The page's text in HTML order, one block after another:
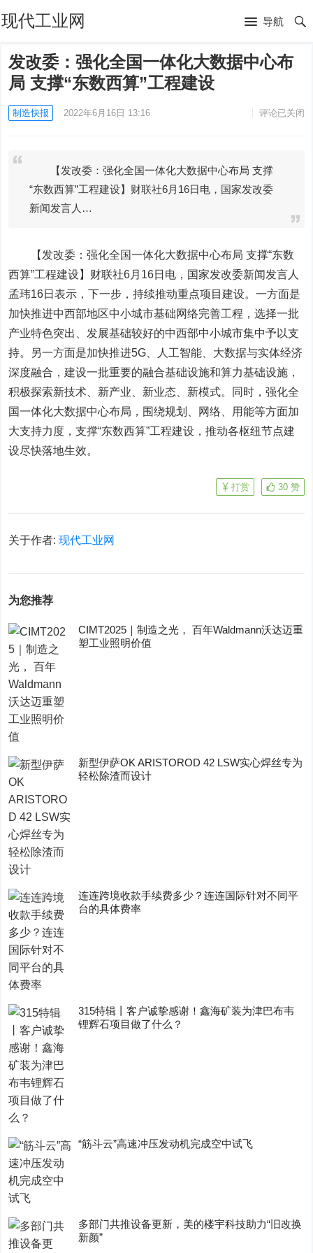
现代工业网 导航
发改委：强化全国一体化大数据中心布
局 支撑“东数西算”工程建设
制造快报 2022年6月16日 13:16 评论已关闭
【发改委：强化全国一体化大数据中心布局 支撑
“东数西算”工程建设】财联社6月16日电，国家发改委
新闻发言人…
【发改委：强化全国一体化大数据中心布局 支撑“东数
西算”工程建设】财联社6月16日电，国家发改委新闻发言人
孟玮16日表示，下一步，持续推动重点项目建设。一方面是
加快推进中西部地区中小城市基础网络完善工程，选择一批
产业特色突出、发展基础较好的中西部中小城市集中予以支
持。另一方面是加快推进5G、人工智能、大数据与实体经济
深度融合，建设一批重要的融合基础设施和算力基础设施，
积极探索新技术、 新产业 、新业态、新模式。同时，强化全
国一体化大数据中心布局，围绕规划、网络、用能等方面加
大支持力度，支撑“东数西算”工程建设，推动各枢纽节点建
设尽快落地生效。
30 赞
打赏
关于作者:现代工业网
为您推荐
CIMT2025｜制造之光， 百年Waldmann沃达迈重
塑工业照明价值
新型伊萨OK ARISTOROD 42 LSW实心焊丝专为
轻松除渣而设计
连连跨境收款手续费多少？连连国际针对不同平
台的具体费率
315特辑丨客户诚挚感谢！鑫海矿装为津巴布韦
锂辉石项目做了什么？
“筋斗云”高速冲压发动机完成空中试飞
多部门共推设备更新，美的楼宇科技助力“旧改换
新颜”